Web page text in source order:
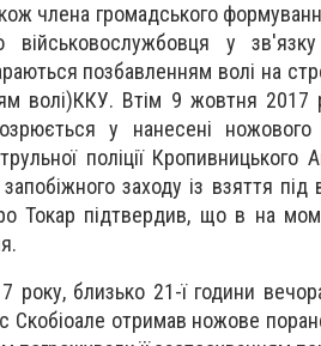
члена громадського
військовослужбовця у
позбавленням волі на
волі)ККУ. Втім 9 жовтня 2017
у нанесені
поліції Кропивницького
запобіжного заходу із взяття
Токар підтвердив, що в на
року, близько 21-ї години
отримав ножове